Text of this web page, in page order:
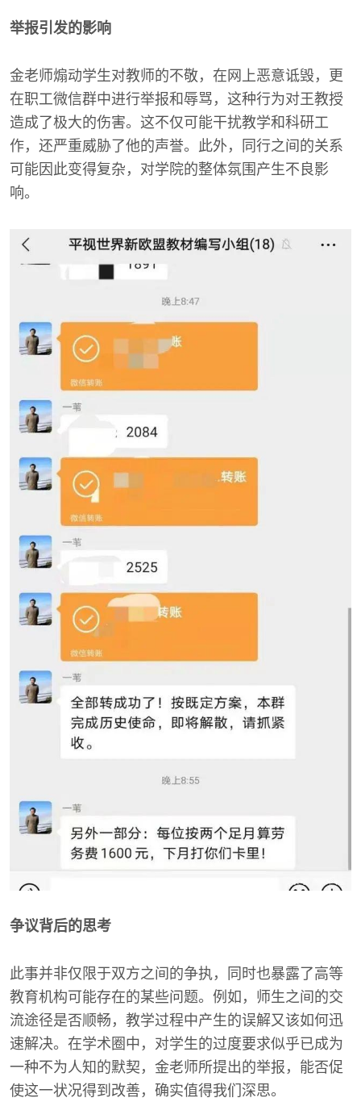
举报引发的影响
金老师煽动学生对教师的不敬，在网上恶意诋毁，更
在职工微信群中进行举报和辱骂，这种行为对王教授
造成了极大的伤害。这不仅可能干扰教学和科研工
作，还严重威胁了他的声誉。此外，同行之间的关系
可能因此变得复杂，对学院的整体氛围产生不良影
响。
争议背后的思考
此事并非仅限于双方之间的争执，同时也暴露了高等
教育机构可能存在的某些问题。例如，师生之间的交
流途径是否顺畅，教学过程中产生的误解又该如何迅
速解决。在学术圈中，对学生的过度要求似乎已成为
一种不为人知的默契，金老师所提出的举报，能否促
使这一状况得到改善，确实值得我们深思。